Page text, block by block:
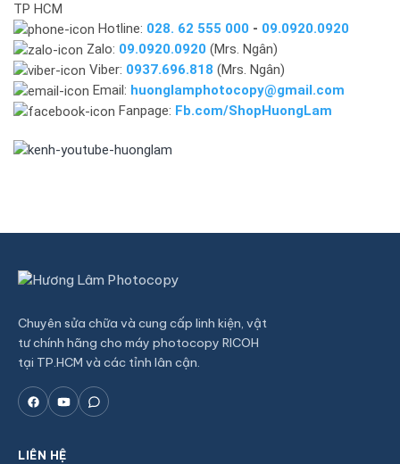
TP HCM
Hotline: 028. 62 555 000 - 09.0920.0920
Zalo: 09.0920.0920 (Mrs. Ngân)
Viber: 0937.696.818 (Mrs. Ngân)
Email: huonglamphotocopy@gmail.com
Fanpage: Fb.com/ShopHuongLam
Chuyên sửa chữa và cung cấp linh kiện, vật
tư chính hãng cho máy photocopy RICOH
tại TP.HCM và các tỉnh lân cận.
LIÊN HỆ